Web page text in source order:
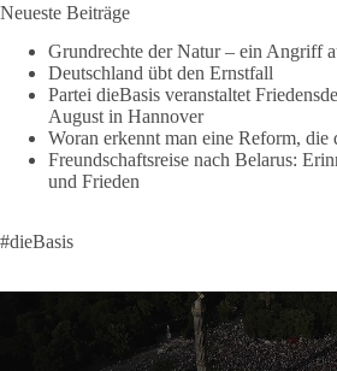
🟩🟩🟦🟦🟥🟥🟧🟧
❤️ Wir freuen uns über deine
https://diebasis.de/spenden/
#dieBasis #frieden
377
2 Tage(n) zuvor
Neueste Beiträge
Grundrechte der Natur – ein Angriff
Deutschland übt den Ernstfall
Partei dieBasis veranstaltet
August in Hannover
Woran erkennt man eine Reform, die
Freundschaftsreise nach Belarus:
und Frieden
#dieBasis